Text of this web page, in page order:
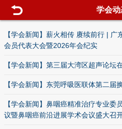
学会动
【学会新闻】薪火相传 赓续前行 | 广
会员代表大会暨2026年会纪实
【学会新闻】第三届大湾区超声论坛
【学会新闻】东莞呼吸医联体第二届
【学会新闻】鼻咽癌精准治疗专业委
议暨鼻咽癌前沿进展学术会议盛大召